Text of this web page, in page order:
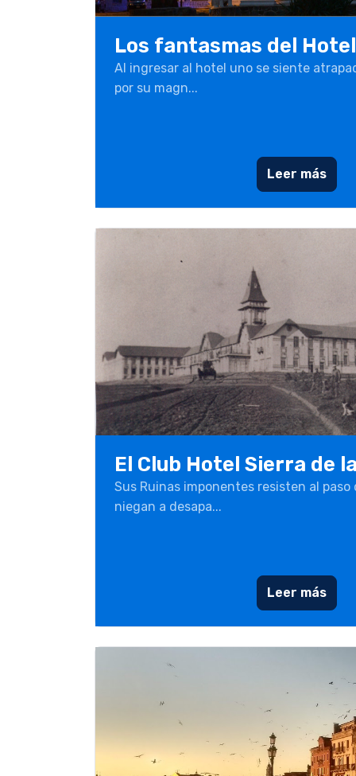
Los fantasmas del
Al ingresar al hotel uno se siente
por su magn...
Leer más
El Club Hotel Sierra de
Sus Ruinas imponentes resisten al paso
niegan a desapa...
Leer más